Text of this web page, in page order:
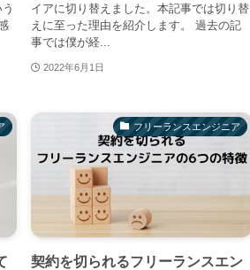
イアに切り替えました。本記事では切り替
えに至った理由を紹介します。 過去の記
事では僕が経...
2022年6月1日
フリーランスエンジニア
契約を切られるフリーランスエン